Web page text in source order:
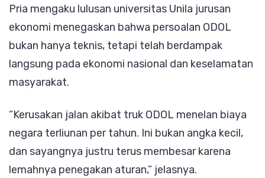
Pria mengaku lulusan universitas Unila jurusan
ekonomi menegaskan bahwa persoalan ODOL
bukan hanya teknis, tetapi telah berdampak
langsung pada ekonomi nasional dan keselamatan
masyarakat.
“Kerusakan jalan akibat truk ODOL menelan biaya
negara terliunan per tahun. Ini bukan angka kecil,
dan sayangnya justru terus membesar karena
lemahnya penegakan aturan,” jelasnya.